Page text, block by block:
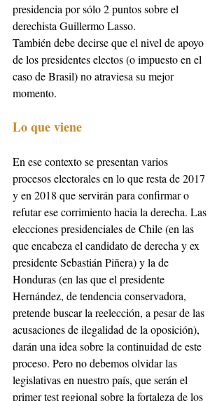
presidencia por sólo 2 puntos sobre el
derechista Guillermo Lasso.
También debe decirse que el nivel de apoyo
de los presidentes electos (o impuesto en el
caso de Brasil) no atraviesa su mejor
momento.
Lo que viene
En ese contexto se presentan varios
procesos electorales en lo que resta de 2017
y en 2018 que servirán para confirmar o
refutar ese corrimiento hacia la derecha. Las
elecciones presidenciales de Chile (en las
que encabeza el candidato de derecha y ex
presidente Sebastián Piñera) y la de
Honduras (en las que el presidente
Hernández, de tendencia conservadora,
pretende buscar la reelección, a pesar de las
acusaciones de ilegalidad de la oposición),
darán una idea sobre la continuidad de este
proceso. Pero no debemos olvidar las
legislativas en nuestro país, que serán el
primer test regional sobre la fortaleza de los